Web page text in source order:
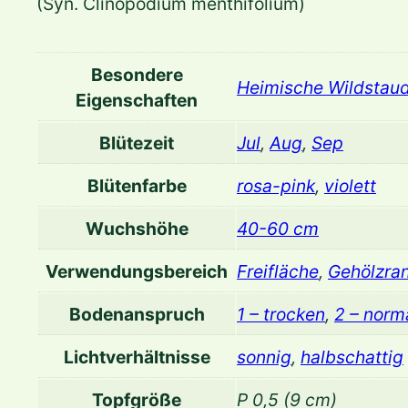
Besondere
Eigenschaften
Heimische
Blütezeit Jul,Aug, Sep
Blütenfarbe
rosa-pink, violett
Wuchshöhe
40-60 cm
Verwendungsbereich Freifläche,
Bodenanspruch
1 – trocken, 2 –
Lichtverhältnisse
sonnig, halbschattig
Topfgröße
P 0,5 (9 cm)